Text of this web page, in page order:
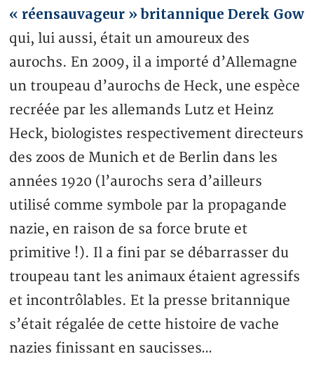
« réensauvageur » britannique Derek Gow
qui, lui aussi, était un amoureux des
aurochs. En 2009, il a importé d’Allemagne
un troupeau d’aurochs de Heck, une espèce
recréée par les allemands Lutz et Heinz
Heck, biologistes respectivement directeurs
des zoos de Munich et de Berlin dans les
années 1920 (l’aurochs sera d’ailleurs
utilisé comme symbole par la propagande
nazie, en raison de sa force brute et
primitive !). Il a fini par se débarrasser du
troupeau tant les animaux étaient agressifs
et incontrôlables. Et la presse britannique
s’était régalée de cette histoire de vache
nazies finissant en saucisses…